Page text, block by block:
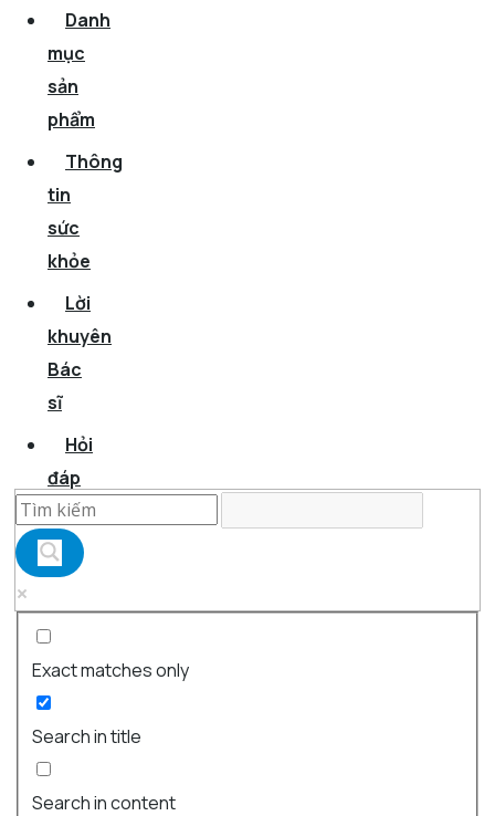
Danh
mục
sản
phẩm
Thông
tin
sức
khỏe
Lời
khuyên
Bác
sĩ
Hỏi
đáp
Exact matches only
Search in title
Search in content